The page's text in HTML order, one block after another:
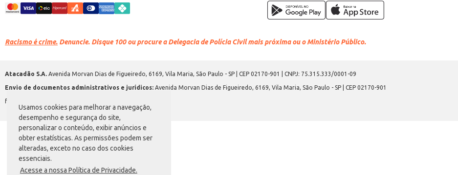
Usamos cookies para melhorar a navegação,
desempenho e segurança do site,
personalizar o conteúdo, exibir anúncios e
obter estatísticas. As permissões podem ser
alteradas, exceto no caso dos cookies
essenciais.
Acesse a nossa Política de Privacidade.
Racismo é crime. Denuncie. Disque 100 ou procure a Delegacia de Polícia Civil mais próxima ou o Ministério Público.
Atacadão S.A. Avenida Morvan Dias de Figueiredo, 6169, Vila Maria, São Paulo - SP | CEP 02170-901 | CNPJ: 75.315.333/0001-09
Envio de documentos administrativos e jurídicos: Avenida Morvan Dias de Figueiredo, 6169, Vila Maria, São Paulo - SP | CEP 02170-901
faleconosco@atacadao.com.br